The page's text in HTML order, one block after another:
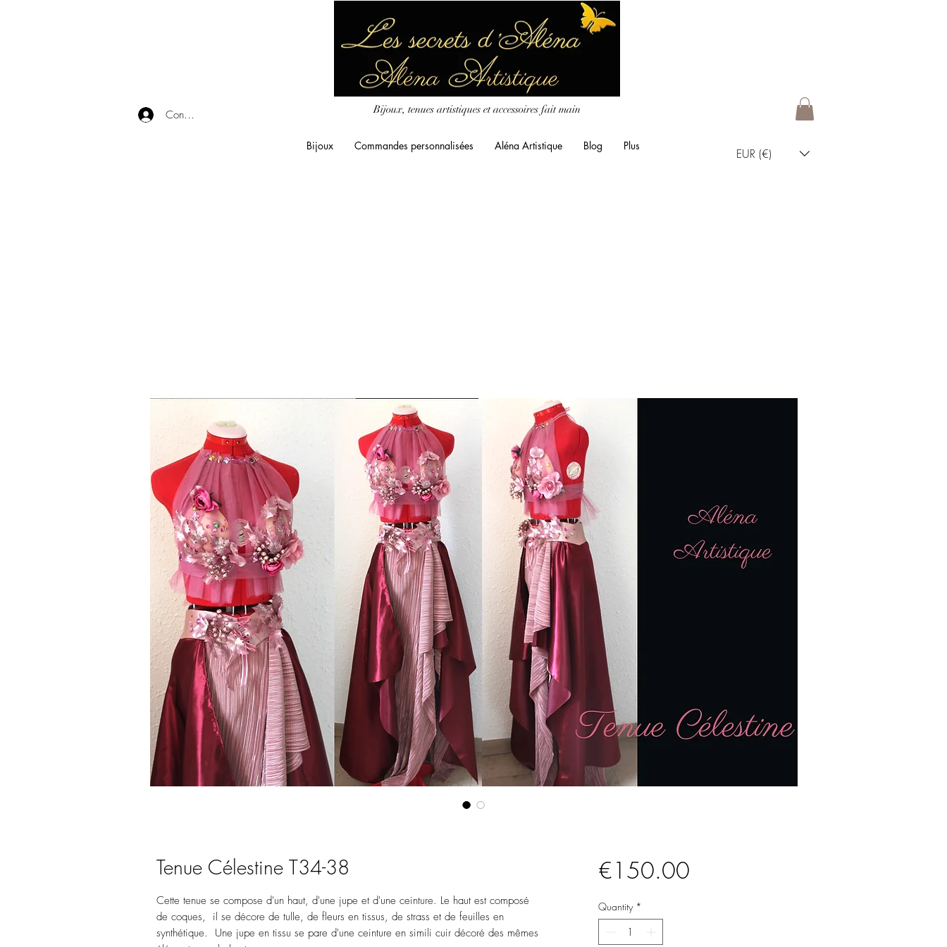
Connexion Bijoux, tenues artistiques et accessoires fait main
Bijoux Commandes personnalisées Aléna Artistique Blog Plus EUR (€)
Tenue Célestine T34-38
Cette tenue se compose d'un haut, d'une jupe et d'une ceinture. Le haut est composé
de coques, il se décore de tulle, de fleurs en tissus, de strass et de feuilles en
synthétique. Une jupe en tissu se pare d'une ceinture en simili cuir décoré des mêmes
€150.00Price
Quantity *